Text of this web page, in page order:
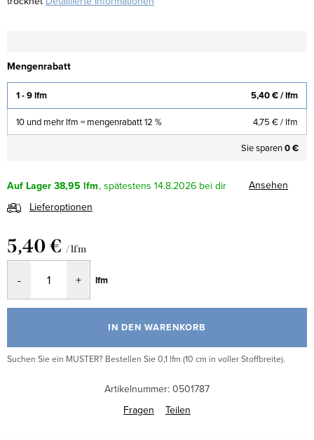
Mengenrabatt
1 - 9 lfm 5,40 €/ lfm
10 und mehr lfm = mengenrabatt 12 % 4,75 €/ lfm
Sie sparen0 €
Auf Lager 38,95 lfm 14.8.2026
Ansehen
Lieferoptionen
5,40 € / lfm
lfm
IN DEN WARENKORB
Suchen Sie ein MUSTER? Bestellen Sie 0,1 lfm (10 cm in voller Stoffbreite).
Artikelnummer: 0501787
Fragen
Teilen